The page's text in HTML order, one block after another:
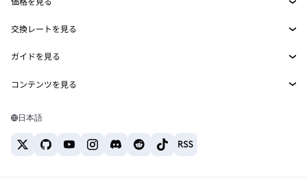
MetaMask Connect
Snaps
Web3サービス
セキュリティ
サポート
キャリア
お問い合わせ
イーサリアムの価格
Solanaの価格
Tetherの価格
交換レートを見る
ETH→USD
USDT→INR
BTC→INR
ETH→USDT
ガイドを見る
ETHの購入
USDTの購入
コンテンツを見る
Solanaウォレット
日本語